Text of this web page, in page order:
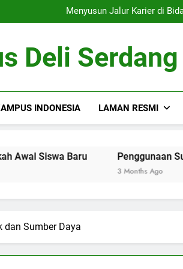
Menyusun Jalur Karier di Bidang Akademis: Langkah-Langkah
Penggunaan Sumber
Menyusun Jalur Karier di Bidang Akademis: Langkah-Langkah Awal
Penggunaan Sumber
Deli Serdang
INDONESIA LAMAN RESMI
Siswa Baru Penggunaan Sumber
dan Sumber Daya